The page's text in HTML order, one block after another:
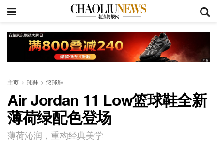
主页 球鞋 篮球鞋
Air Jordan 11 Low篮球鞋全新
薄荷绿配色登场
薄荷沁润，重构经典美学